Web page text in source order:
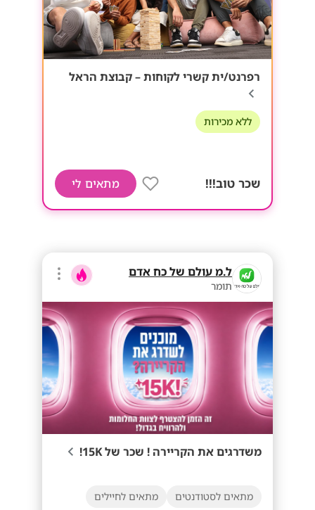
רפרנט/ית קשרי לקוחות – קבוצת הראל
ללא מכירות
שכר טוב!!! מתאים לי
ל.מ עולם של כח אדם
תומר
משדרגים את הקריירה ! שכר של 15K!
מתאים לסטודנטים מתאים לחיילים